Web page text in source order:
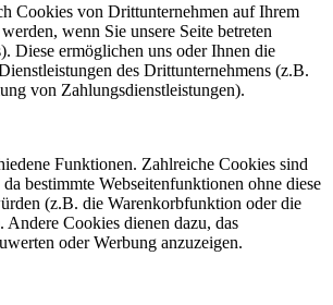
Cookies von Drittunternehmen auf Ihrem
wenn Sie unsere Seite betreten
Diese ermöglichen uns oder Ihnen die
des Drittunternehmens (z.B.
von Zahlungsdienstleistungen).
Funktionen. Zahlreiche Cookies sind
bestimmte Webseitenfunktionen ohne diese
(z.B. die Warenkorbfunktion oder die
Cookies dienen dazu, das
oder Werbung anzuzeigen.